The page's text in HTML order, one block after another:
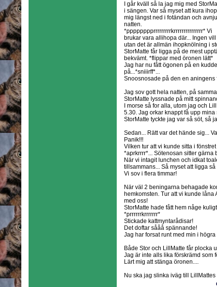
I går kväll så la jag mig med
i sängen. Var så myset att kura ihop
mig längst ned i fotändan och
natten.
*pppppppprrrrrrrrrkrrrrrrrrrrrrrrr* Vi
brukar vara allihopa där... Ingen
utan det är allmän ihopknölning i
StorMatte får ligga på de mest
bekvämt. *flippar med öronen lätt*
Jag har nu fått ögonen på en
på...*sniiirff*...
Snoosnosade på den en aningens
Jag sov gott hela natten, på
StorMatte lyssnade på mitt
I morse så for alla, utom jag och
5.30. Jag orkar knappt få upp mina
StorMatte tyckte jag var så söt, så
Sedan... Rätt var det hände sig...
Panik!!!
Vilken tur att vi kunde sitta i
*aprkrrrr*... Sötenosan sitter gärna
När vi intagit lunchen och idkat
tillsammans... Så myset att ligga
Vi sov i flera timmar!
När väl 2 beningarna behagade
hemkomsten. Tur att vi kunde
med oss!
StorMatte hade fått hem någe
*prrrrrrkrrrrrrr*
Stickade kattmyntarådisar!
Det doftar sååå spännande!
Jag har forsat runt med min i högra
Både Stor och LillMatte får plocka
Jag är inte alls lika förskrämd som
Lärt mig att stänga öronen....
Nu ska jag slinka iväg till